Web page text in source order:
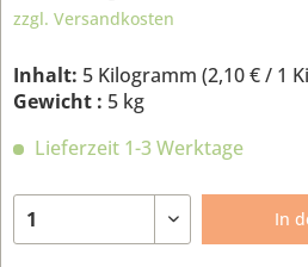
zzgl. Versandkosten
Inhalt: 5 Kilogramm (2,10 €/ 1
Gewicht : 5 kg
Lieferzeit 1-3 Werktage
In